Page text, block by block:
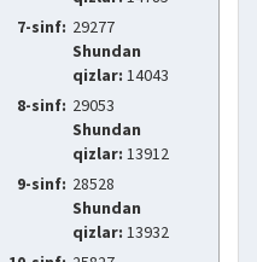
7-sinf: 29277
Shundan
qizlar: 14043
8-sinf: 29053
Shundan
qizlar: 13912
9-sinf: 28528
Shundan
qizlar: 13932